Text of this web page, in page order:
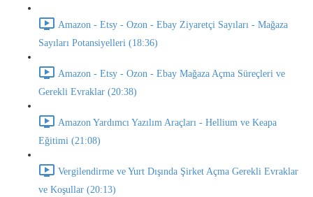
Amazon - Etsy - Ozon - Ebay Ziyaretçi Sayıları - Mağaza
Sayıları Potansiyelleri (18:36)
Amazon - Etsy - Ozon - Ebay Mağaza Açma Süreçleri ve
Gerekli Evraklar (20:38)
Amazon Yardımcı Yazılım Araçları - Hellium ve Keapa
Eğitimi (21:08)
Vergilendirme ve Yurt Dışında Şirket Açma Gerekli Evraklar
ve Koşullar (20:13)